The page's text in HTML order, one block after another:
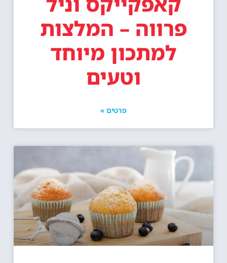
פרווה – המלצות
למתכון מיוחד
וטעים
פרטים »